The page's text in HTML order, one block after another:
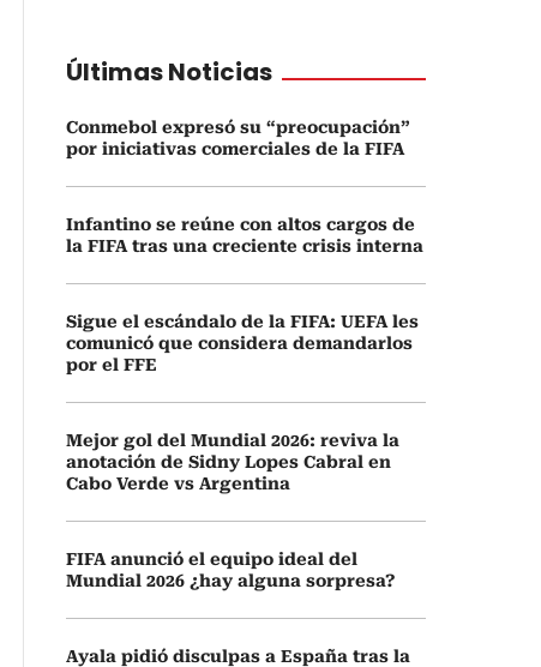
Últimas Noticias
Conmebol expresó su “preocupación”
por iniciativas comerciales de la FIFA
Infantino se reúne con altos cargos de
la FIFA tras una creciente crisis interna
Sigue el escándalo de la FIFA: UEFA les
comunicó que considera demandarlos
por el FFE
Mejor gol del Mundial 2026: reviva la
anotación de Sidny Lopes Cabral en
Cabo Verde vs Argentina
FIFA anunció el equipo ideal del
Mundial 2026 ¿hay alguna sorpresa?
Ayala pidió disculpas a España tras la